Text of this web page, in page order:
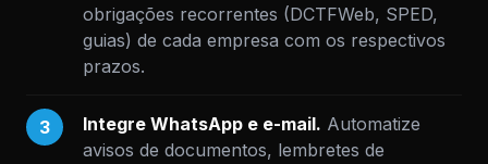
obrigações recorrentes (DCTFWeb, SPED,
guias) de cada empresa com os respectivos
prazos.
3 Integre WhatsApp e e-mail. Automatize
avisos de documentos, lembretes de